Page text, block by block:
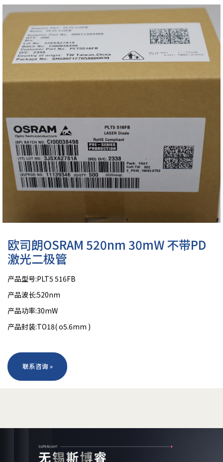
欧司朗OSRAM 520nm 30mW 不带PD
激光二极管
产品型号:PLT5 516FB
产品波长:520nm
产品功率:30mW
产品封装:TO18( o5.6mm )
联系咨询 »